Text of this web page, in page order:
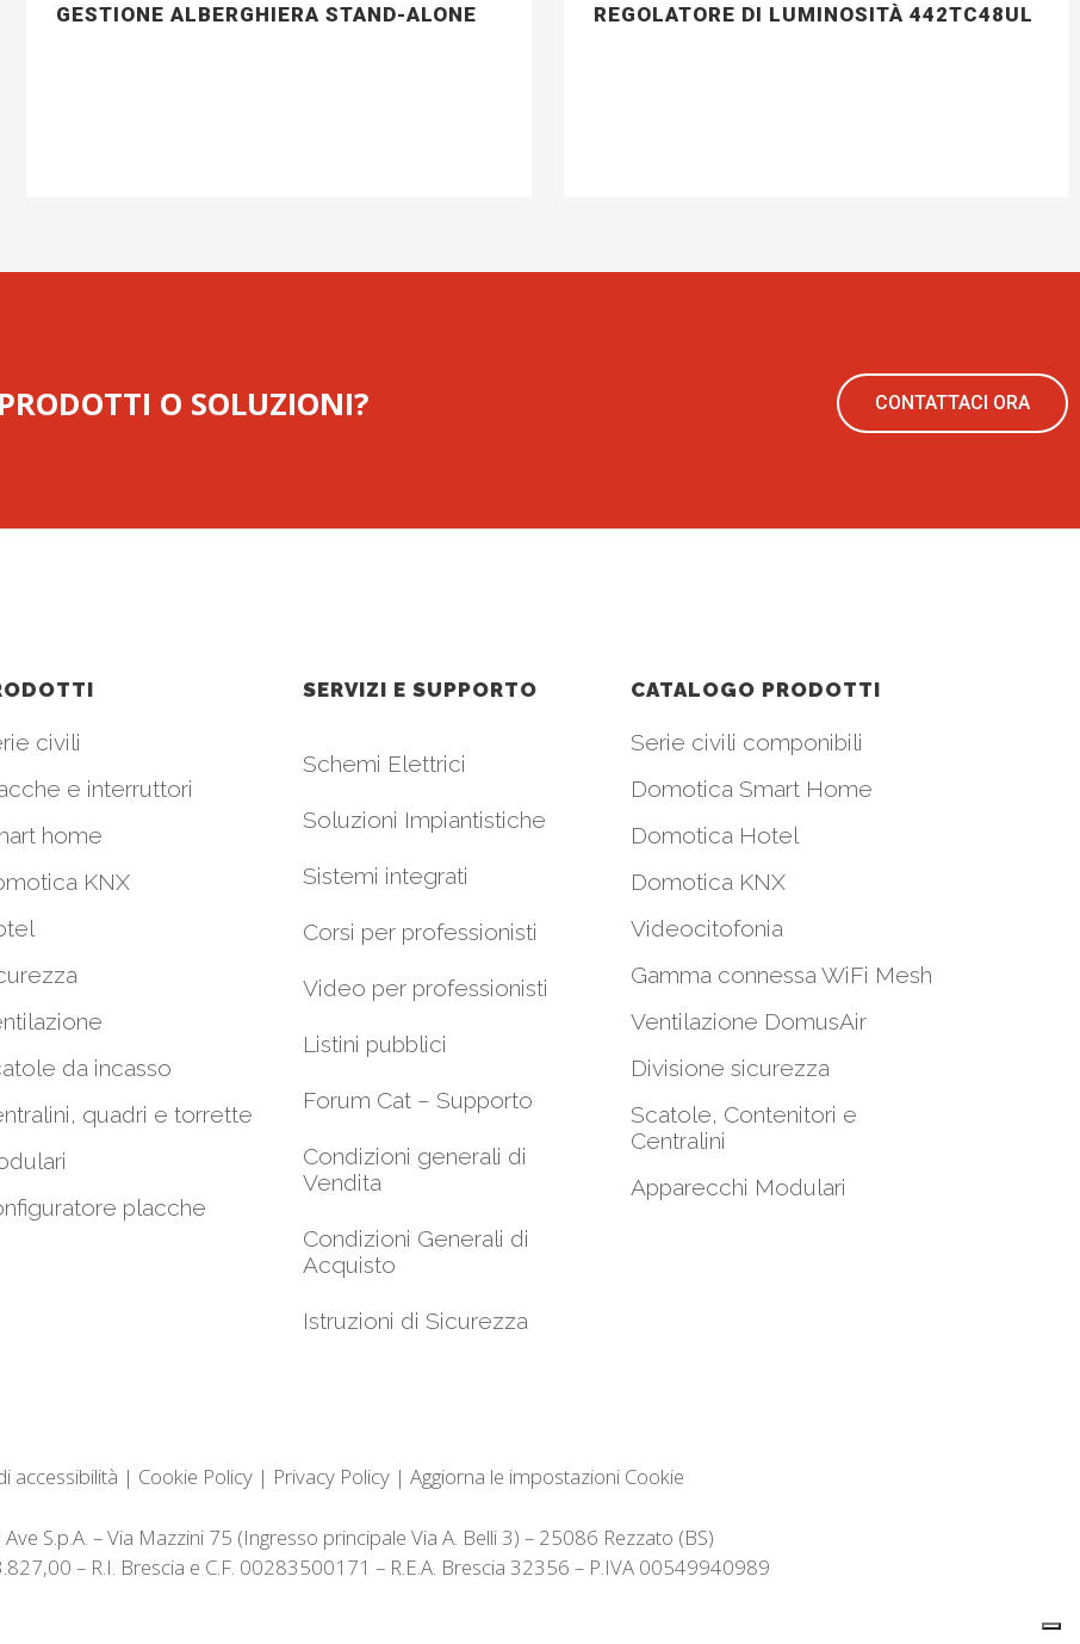
GESTIONE ALBERGHIERA STAND-ALONE REGOLATORE DI LUMINOSITÀ 442TC48UL
O SOLUZIONI? CONTATTACI ORA
civili
e interruttori
home
KNX
da incasso
quadri e torrette
placche
SERVIZI E SUPPORTO
Schemi Elettrici
Soluzioni Impiantistiche
Sistemi integrati
Corsi per professionisti
Video per professionisti
Listini pubblici
Forum Cat – Supporto
Condizioni generali di
Vendita
Condizioni Generali di
Acquisto
Istruzioni di Sicurezza
CATALOGO PRODOTTI
Serie civili componibili
Domotica Smart Home
Domotica Hotel
Domotica KNX
Videocitofonia
Gamma connessa WiFi Mesh
Ventilazione DomusAir
Divisione sicurezza
Scatole, Contenitori e
Centralini
Apparecchi Modulari
accessibilità | Cookie Policy | Privacy Policy | Aggiorna le impostazioni Cookie
S.p.A. – Via Mazzini 75 (Ingresso principale Via A. Belli 3) – 25086 Rezzato (BS)
– R.I. Brescia e C.F. 00283500171 – R.E.A. Brescia 32356 – P.IVA 00549940989